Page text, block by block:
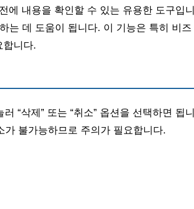
에 내용을 확인할 수 있는 유용한 도구입니
는 데 도움이 됩니다. 이 기능은 특히 비즈
합니다.
“삭제” 또는 “취소” 옵션을 선택하면 됩니
불가능하므로 주의가 필요합니다.